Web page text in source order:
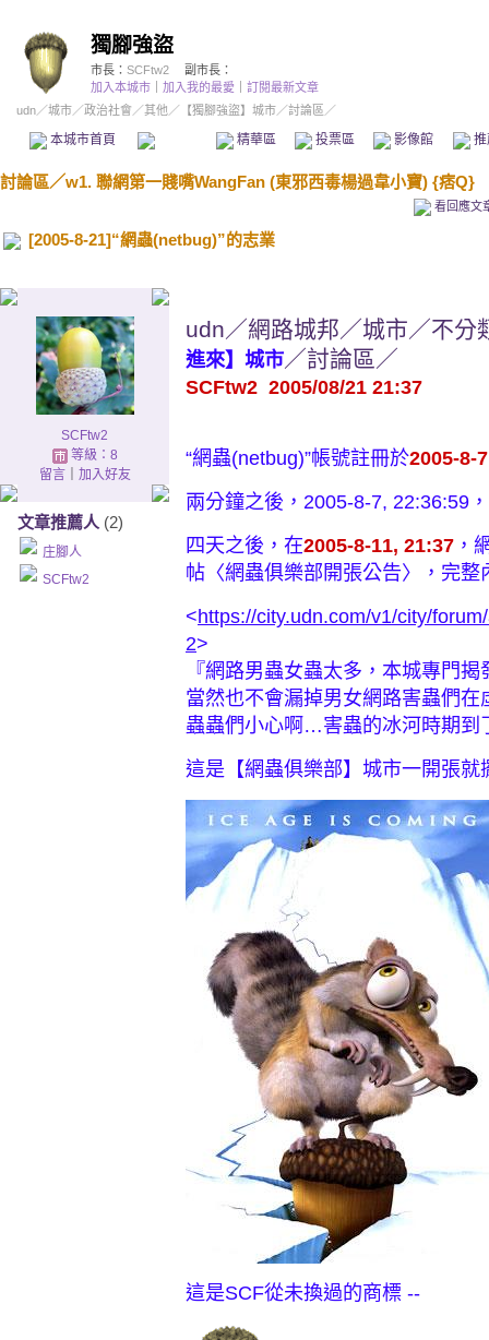
獨腳強盜
市長： SCFtw2
副市長：
加入本城市
加入我的最愛
訂閱最新文章
udn／城市／政治社會 ／其他 ／ 【獨腳強盜】城市／討論區／
本城市首頁 精華區 投票區 影像館
討論區／w1. 聯網第一賤嘴WangFan (東邪西毒楊過韋小寶) {痞Q}
看回應文
[2005-8-21]“網蟲(netbug)”的志業
SCFtw2
等級：8
留言｜ 加入好友
文章推薦人 (2)
庄腳人
SCFtw2
udn／網路城邦／城市／不分
進來】城市／討論區／
SCFtw2 2005/08/21 21:37
“網蟲(netbug)”帳號註冊於2005-8-
兩分鐘之後，2005-8-7, 22:36:59
四天之後，在2005-8-11, 21:37 ，
帖〈網蟲俱樂部開張公告〉，完整
<https://city.udn.com/v1/city/
2>
『網路男蟲女蟲太多，本城專門
當然也不會漏掉男女網路害蟲們
蟲蟲們小心啊…害蟲的冰河時期到
這是【網蟲俱樂部】城市一開張
這是SCF從未換過的商標 --